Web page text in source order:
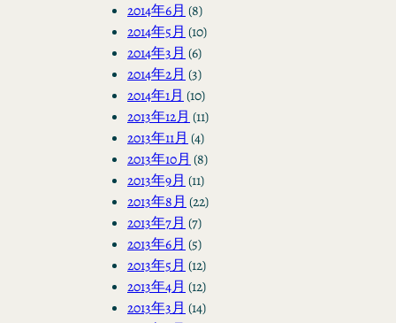
2014年6月 (8)
2014年5月 (10)
2014年3月 (6)
2014年2月 (3)
2014年1月 (10)
2013年12月 (11)
2013年11月 (4)
2013年10月 (8)
2013年9月 (11)
2013年8月 (22)
2013年7月 (7)
2013年6月 (5)
2013年5月 (12)
2013年4月 (12)
2013年3月 (14)